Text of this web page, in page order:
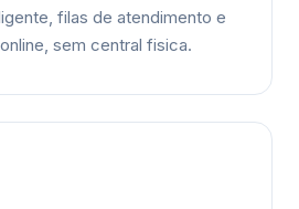
filas de atendimento e
sem central fisica.